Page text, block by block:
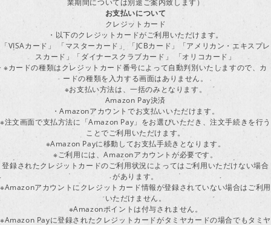
業期間については別途ご案内致します）
お支払いについて
クレジットカード
・以下のクレジットカードがご利用いただけます。
「VISAカード」 「マスターカード」 「JCBカード」「アメリカン・エキスプレ
スカード」「ダイナースクラブカード」 「オリコカード」
※カードの種類はクレジットカード番号によって自動判別いたしますので、カ
ードの種類を入力する画面はありません。
※お支払い方法は、一括のみとなります。
Amazon Pay決済
・Amazonアカウントでお支払いいただけます。
※注文画面で支払方法に「Amazon Pay」をお選びいただき、注文手続きを行う
ことでご利用いただけます。
※Amazon Payに移動してお支払手続きとなります。
※ご利用には、Amazonアカウントが必要です。
登録されたクレジットカードのご利用状況によってはご利用いただけない場合
があります。
※Amazonアカウントにクレジットカード情報が登録されていない場合はご利用
いただけません。
※Amazonポイントは付与されません。
※Amazon Payに登録されたクレジットカードがタミヤカードの場合でもタミヤ